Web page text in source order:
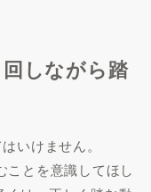
しながら踏
いけません。
ことを意識してほし